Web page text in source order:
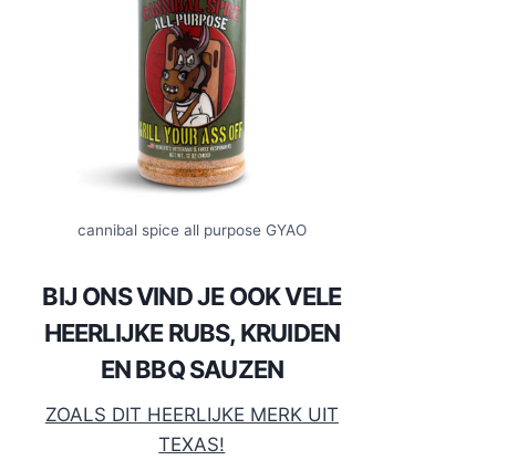
cannibal spice all purpose GYAO
BIJ ONS VIND JE OOK VELE
HEERLIJKE RUBS, KRUIDEN
EN BBQ SAUZEN
ZOALS DIT HEERLIJKE MERK UIT
TEXAS!